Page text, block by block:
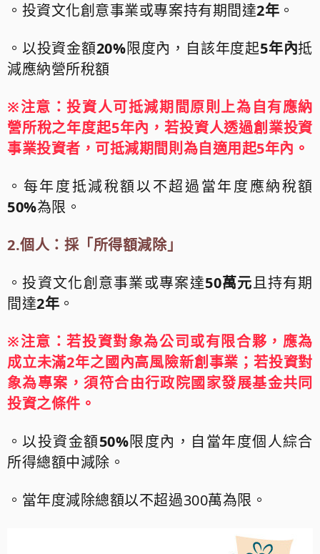
。投資文化創意事業或專案持有期間達2年 。
。以投資金額20%限度內，自該年度起5年內抵
減應納營所稅額
※注意：投資人可抵減期間原則上為自有應納
營所稅之年度起5年內，若投資人透過創業投資
事業投資者，可抵減期間則為自適用起5年內。
。每年度抵減稅額以不超過當年度應納稅額
50%為限。
2.個人：採「所得額減除」
。投資文化創意事業或專案達50萬元且持有期
間達2年 。
※注意：若投資對象為公司或有限合夥，應為
成立未滿2年之國內高風險新創事業；若投資對
象為專案，須符合由行政院國家發展基金共同
投資之條件。
。以投資金額50%限度內，自當年度個人綜合
所得總額中減除。
。當年度減除總額以不超過300萬為限。